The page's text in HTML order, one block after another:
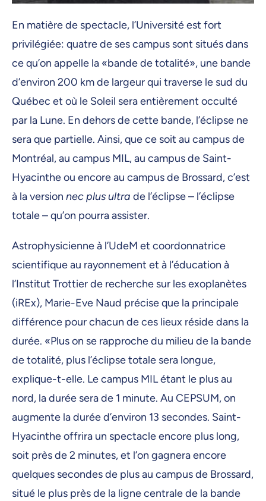
En matière de spectacle, l’Université est fort
privilégiée: quatre de ses campus sont situés dans
ce qu’on appelle la «bande de totalité», une bande
d’environ 200 km de largeur qui traverse le sud du
Québec et où le Soleil sera entièrement occulté
par la Lune. En dehors de cette bande, l’éclipse ne
sera que partielle. Ainsi, que ce soit au campus de
Montréal, au campus MIL, au campus de Saint-
Hyacinthe ou encore au campus de Brossard, c’est
à la version nec plus ultra de l’éclipse – l’éclipse
totale – qu’on pourra assister.
Astrophysicienne à l’UdeM et coordonnatrice
scientifique au rayonnement et à l’éducation à
l’Institut Trottier de recherche sur les exoplanètes
(iREx), Marie-Eve Naud précise que la principale
différence pour chacun de ces lieux réside dans la
durée. «Plus on se rapproche du milieu de la bande
de totalité, plus l’éclipse totale sera longue,
explique-t-elle. Le campus MIL étant le plus au
nord, la durée sera de 1 minute. Au CEPSUM, on
augmente la durée d’environ 13 secondes. Saint-
Hyacinthe offrira un spectacle encore plus long,
soit près de 2 minutes, et l’on gagnera encore
quelques secondes de plus au campus de Brossard,
situé le plus près de la ligne centrale de la bande